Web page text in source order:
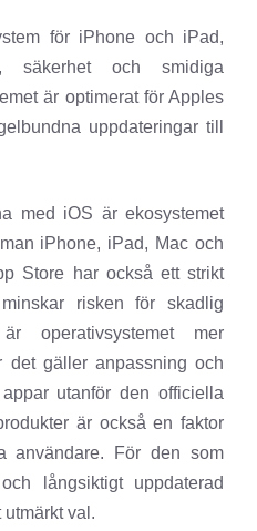
för iPhone och iPad,
säkerhet och smidiga
är optimerat för Apples
uppdateringar till
med iOS är ekosystemet
iPhone, iPad, Mac och
Store har också ett strikt
risken för skadlig
operativsystemet mer
det gäller anpassning och
utanför den officiella
är också en faktor
användare. För den som
långsiktigt uppdaterad
val.